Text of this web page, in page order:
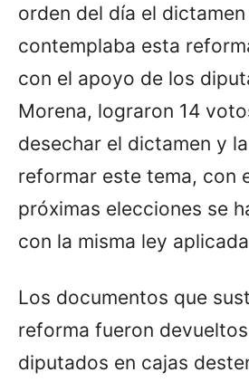
orden del día el
contemplaba esta
con el apoyo de los
Morena, lograron 14
desechar el dictamen y
reformar este tema, con
próximas elecciones se
con la misma ley
Los documentos que
reforma fueron
diputados en cajas